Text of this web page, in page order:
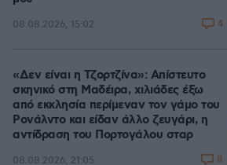
08.08.2026, 15:02 4
«Δεν είναι η Τζορτζίνα»: Απίστευτο
σκηνικό στη Μαδέιρα, χιλιάδες έξω
από εκκλησία περίμεναν τον γάμο του
Ρονάλντο και είδαν άλλο ζευγάρι, η
αντίδραση του Πορτογάλου σταρ
08.08.2026, 21:05 8